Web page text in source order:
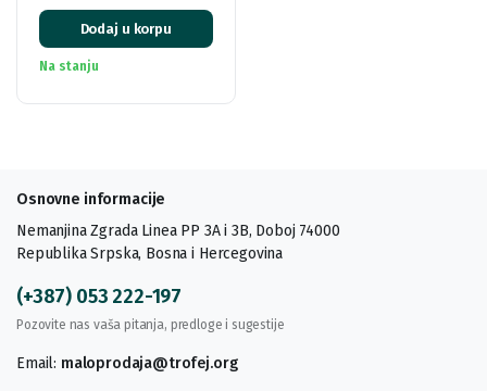
Dodaj u korpu
Na stanju
Osnovne informacije
Nemanjina Zgrada Linea PP 3A i 3B, Doboj 74000
Republika Srpska, Bosna i Hercegovina
(+387) 053 222-197
Pozovite nas vaša pitanja, predloge i sugestije
Email: maloprodaja@trofej.org